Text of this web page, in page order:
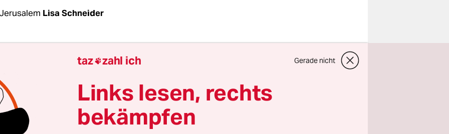
Lisa Schneider
hat das israelische Militär am Samstagmorgen aus dem
Nuseirat in Zentralgaza befreit. Spezialkräfte des
Geheimdienstes führten, nach Angaben der
Times of
gegen zwei verschiedene Hamas-Posten dort durch,
Luftschlägen. Nach Angaben des Militärsprechers Daniel
die Truppen unter Feuer, ein Soldat wurde schwer
taz zahl ich Gerade nicht
Links lesen, rechts
bekämpfen